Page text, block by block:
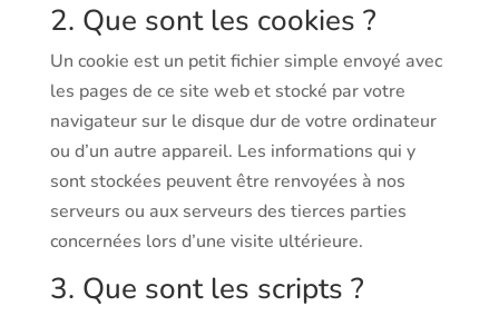
2. Que sont les cookies ?
Un cookie est un petit fichier simple envoyé avec
les pages de ce site web et stocké par votre
navigateur sur le disque dur de votre ordinateur
ou d’un autre appareil. Les informations qui y
sont stockées peuvent être renvoyées à nos
serveurs ou aux serveurs des tierces parties
concernées lors d’une visite ultérieure.
3. Que sont les scripts ?